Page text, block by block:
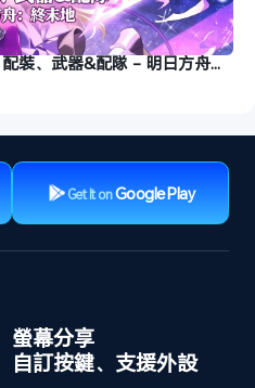
梨諾全方位養成攻略，技能、配裝、武器&配隊 - 明日方舟：終末地
Get It onGoogle Play
螢幕分享
自訂按鍵、支援外設